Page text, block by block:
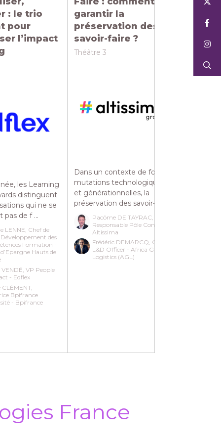
: le trio
pour
l’impact
les Learning
distinguent
qui ne se
de f ...
LENNE, Chef de
des
Formation -
d’Epargne Hauts de
VENDÉ, VP People
- Edflex
CLÉMENT,
Bpifrance
- Bpifrance
garantir la
préservation des
savoir-faire ?
Théâtre 3
Dans un contexte de fortes
mutations technologiques
et générationnelles, la
préservation des savoir- ...
Pacôme DE TAYRAC,
Responsable Pôle Conseil -
Altissima
Frédéric DEMARCQ, Chief
L&D Officer - Africa Global
Logistics (AGL)
pour
Théâtre 3
France